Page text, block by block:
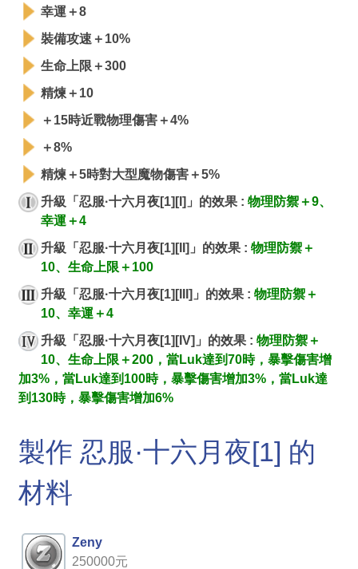
幸運＋8
裝備攻速＋10%
生命上限＋300
精煉＋10
＋15時近戰物理傷害＋4%
＋8%
精煉＋5時對大型魔物傷害＋5%
升級「忍服·十六月夜[1][I]」的效果 : 物理防禦＋9、
幸運＋4
升級「忍服·十六月夜[1][II]」的效果 : 物理防禦＋
10、生命上限＋100
升級「忍服·十六月夜[1][III]」的效果 : 物理防禦＋
10、幸運＋4
升級「忍服·十六月夜[1][IV]」的效果 : 物理防禦＋
10、生命上限＋200，當Luk達到70時，暴擊傷害增
加3%，當Luk達到100時，暴擊傷害增加3%，當Luk達
到130時，暴擊傷害增加6%
製作 忍服·十六月夜[1] 的
材料
Zeny
250000元